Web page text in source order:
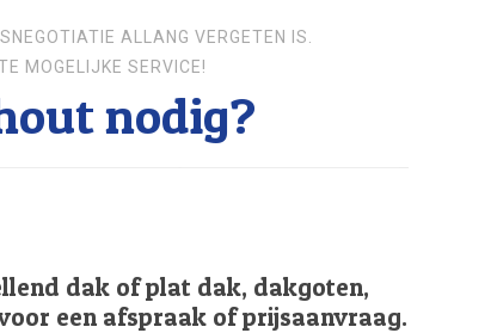
ALLANG VERGETEN IS.
MOGELIJKE SERVICE!
nodig?
dak of plat dak, dakgoten,
een afspraak of prijsaanvraag.